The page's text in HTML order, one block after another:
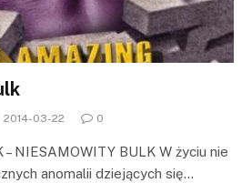
2014-03-22 0
NIESAMOWITY BULK W życiu nie
anomalii dziejących się…